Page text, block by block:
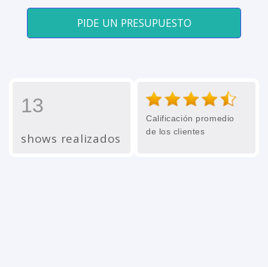
PIDE UN PRESUPUESTO
13
shows realizados
Calificación promedio
de los clientes